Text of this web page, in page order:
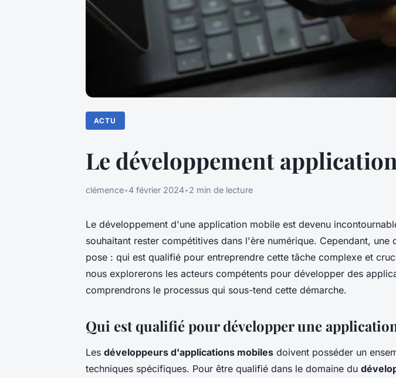
ACTU
Le développement
clémence•4 février 2024•2 min de lecture
Le développement d'une application mobile est devenu
souhaitant rester compétitives dans l'ère numérique. Cependant, une
pose : qui est qualifié pour entreprendre cette tâche complexe et
nous explorerons les acteurs compétents pour développer des
comprendrons le processus qui sous-tend cette démarche.
Qui est qualifié pour développer une
Les développeurs d'applications mobiles doivent posséder un
techniques spécifiques. Pour être qualifié dans le domaine du